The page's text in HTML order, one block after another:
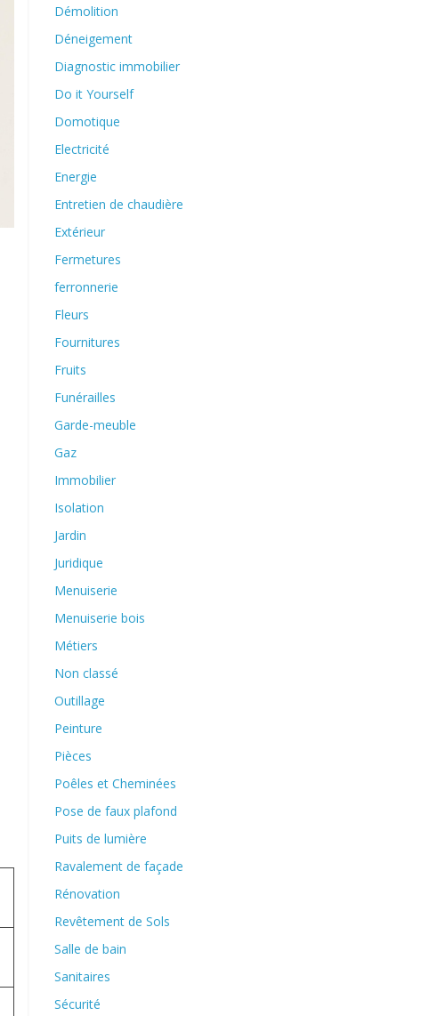
Démolition
Déneigement
Diagnostic immobilier
Do it Yourself
Domotique
Electricité
Energie
Entretien de chaudière
Extérieur
Fermetures
ferronnerie
Fleurs
Fournitures
Fruits
Funérailles
Garde-meuble
Gaz
Immobilier
Isolation
Jardin
Juridique
Menuiserie
Menuiserie bois
Métiers
Non classé
Outillage
Peinture
Pièces
Poêles et Cheminées
Pose de faux plafond
Puits de lumière
Ravalement de façade
Rénovation
Revêtement de Sols
Salle de bain
Sanitaires
Sécurité